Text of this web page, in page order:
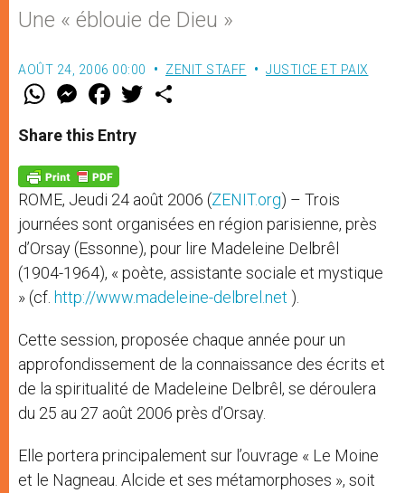
Une « éblouie de Dieu »
AOÛT 24, 2006 00:00 ZENIT STAFF JUSTICE ET PAIX
W
t
s
p
p
M
e
s
e
g
e
r
F
a
e
b
o
k
w
Share this Entry
ROME, Jeudi 24 août 2006 (ZENIT.org) – Trois
journées sont organisées en région parisienne, près
d’Orsay (Essonne), pour lire Madeleine Delbrêl
(1904-1964), « poète, assistante sociale et mystique
» (cf. http://www.madeleine-delbrel.net ).
Cette session, proposée chaque année pour un
approfondissement de la connaissance des écrits et
de la spiritualité de Madeleine Delbrêl, se déroulera
du 25 au 27 août 2006 près d’Orsay.
Elle portera principalement sur l’ouvrage « Le Moine
et le Nagneau. Alcide et ses métamorphoses », soit